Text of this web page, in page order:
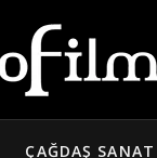
ÇAĞDAŞ SANAT